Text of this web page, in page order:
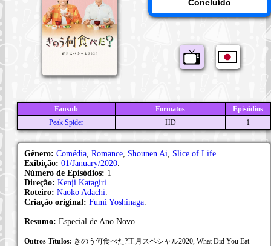
Concluído
Fansub Formatos
Episódios
Peak Spider
HD 1
Gênero: Comédia Romance Shounen Ai Slice of Life
Exibição: 01/January/2020
Número de Episódios: 1
Direção: Kenji Katagiri
Roteiro: Naoko Adachi
Criação original: Fumi Yoshinaga
Resumo: Especial de Ano Novo.
Outros Títulos: きのう何食べた?正月スペシャル2020, What Did You Eat